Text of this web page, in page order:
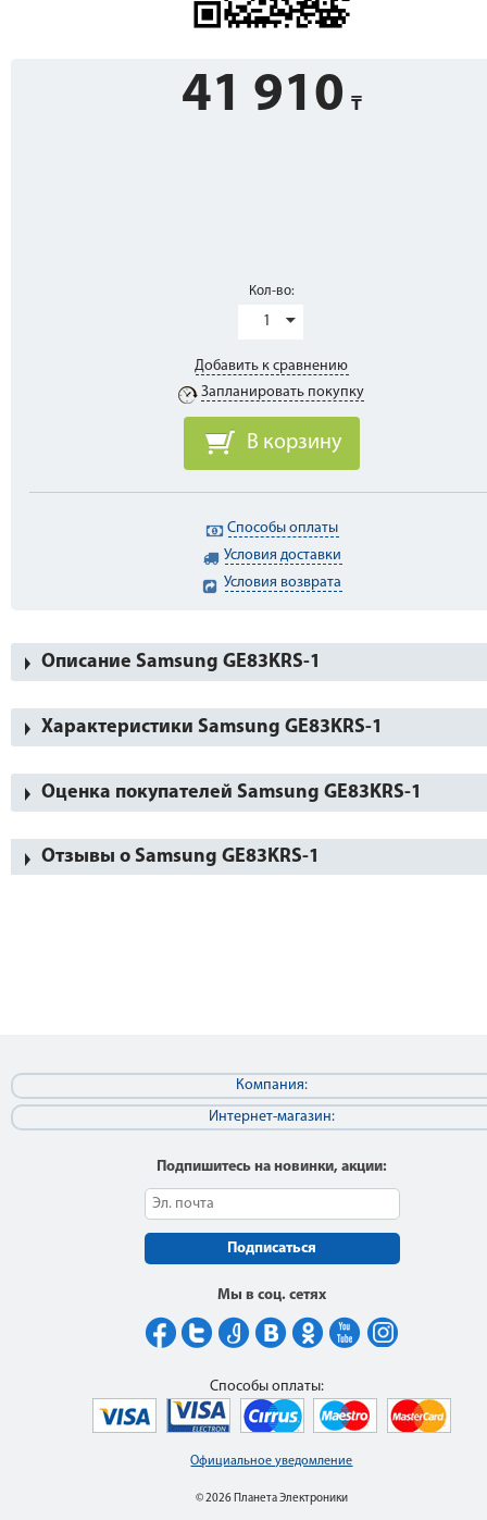
41 910
Кол-во:
1
Добавить к сравнению
Запланировать покупку
В корзину
Способы оплаты
Условия доставки
Условия возврата
Описание Samsung GE83KRS-1
Характеристики Samsung GE83KRS-1
Оценка покупателей Samsung GE83KRS-1
Отзывы о Samsung GE83KRS-1
Компания:
Интернет-магазин:
Подпишитесь на новинки, акции:
Подписаться
Мы в соц. сетях
Официальное уведомление
© 2026 Планета Электроники
Способы оплаты: